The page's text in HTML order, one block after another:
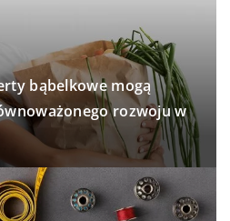
bąbelkowe mogą
rozwoju w